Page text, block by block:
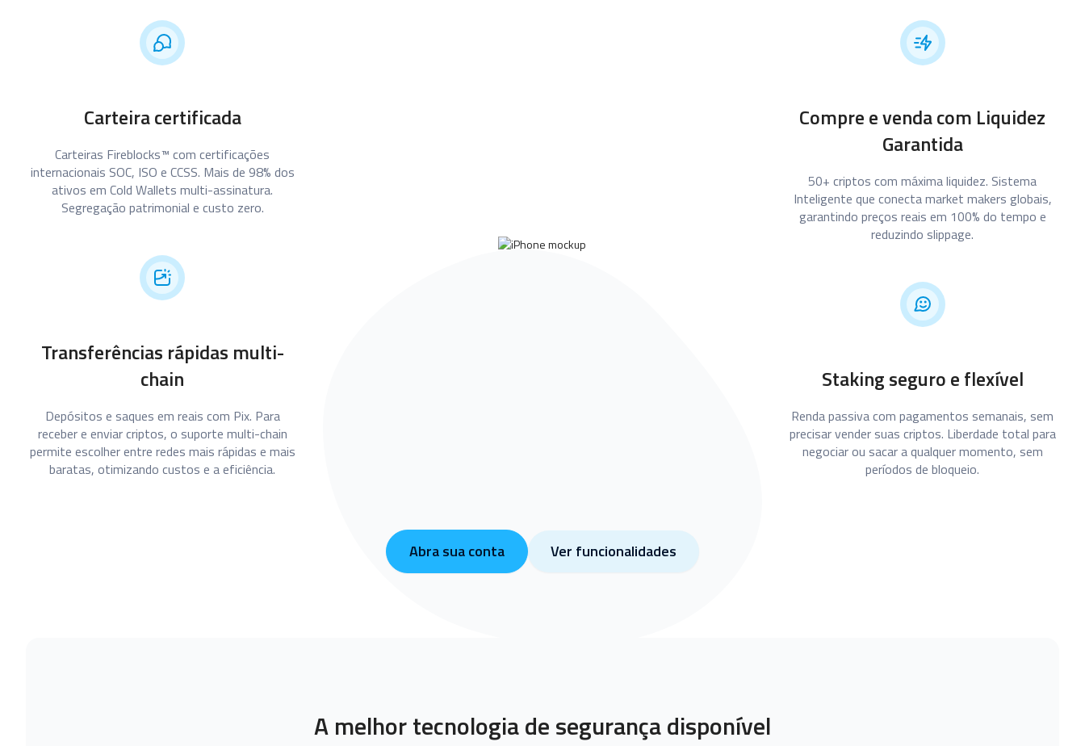
Carteira certificada
Carteiras Fireblocks™ com certificações
internacionais SOC, ISO e CCSS. Mais de 98% dos
ativos em Cold Wallets multi-assinatura.
Segregação patrimonial e custo zero.
Transferências rápidas multi-
chain
Depósitos e saques em reais com Pix. Para
receber e enviar criptos, o suporte multi-chain
permite escolher entre redes mais rápidas e mais
baratas, otimizando custos e a eficiência.
Compre e venda com Liquidez
Garantida
50+ criptos com máxima liquidez. Sistema
Inteligente que conecta market makers globais,
garantindo preços reais em 100% do tempo e
reduzindo slippage.
Staking seguro e flexível
Renda passiva com pagamentos semanais, sem
precisar vender suas criptos. Liberdade total para
negociar ou sacar a qualquer momento, sem
períodos de bloqueio.
Abra sua conta Ver funcionalidades
A melhor tecnologia de segurança disponível